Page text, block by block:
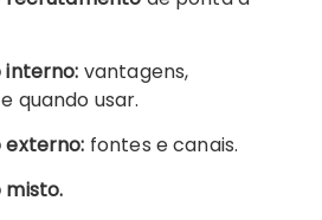
vantagens,
quando usar.
fontes e canais.